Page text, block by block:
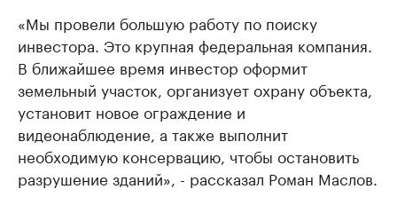
«Мы провели большую работу по поиску
инвестора. Это крупная федеральная компания.
В ближайшее время инвестор оформит
земельный участок, организует охрану объекта,
установит новое ограждение и
видеонаблюдение, а также выполнит
необходимую консервацию, чтобы остановить
разрушение зданий», - рассказал Роман Маслов.